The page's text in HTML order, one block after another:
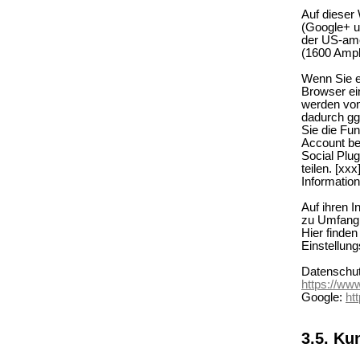
Auf dieser
(Google+
der US-
(1600
Wenn Sie
Browser
werden
dadurch
Sie die
Account
Social
teilen.
Auf ihren
zu
Hier
https://
Google:
3.5.